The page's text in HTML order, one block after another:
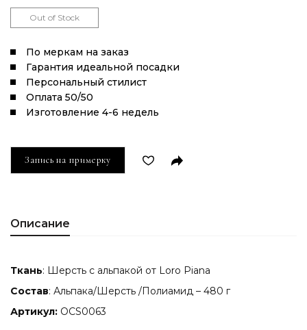
Out of Stock
По меркам на заказ
Гарантия идеальной посадки
Персональный стилист
Оплата 50/50
Изготовление 4-6 недель
Запись на примерку
Описание
Ткань: Шерсть с альпакой от Loro Piana
Состав: Альпака/Шерсть /Полиамид – 480 г
Артикул: OCS0063